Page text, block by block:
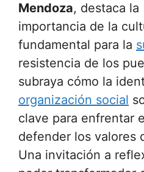
Mendoza, destaca la
importancia de la
fundamental para la
resistencia de los
subraya cómo la
organización social
clave para enfrentar
defender los valores
Una invitación a